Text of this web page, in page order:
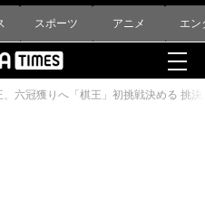
スポーツ アニメ エン
、六冠獲りへ「棋王」初挑戦決める 挑